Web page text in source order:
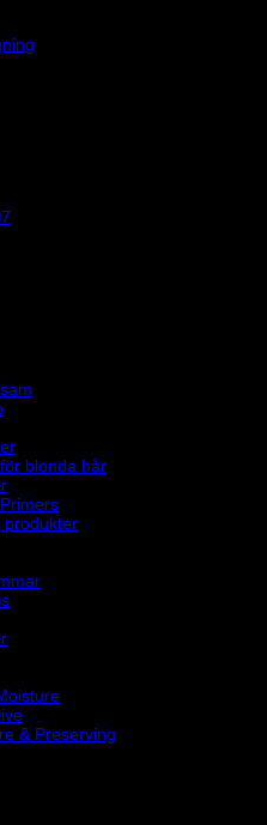
blonda hår
produkter
& Preserving